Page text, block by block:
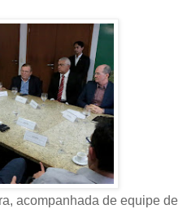
acompanhada de equipe de